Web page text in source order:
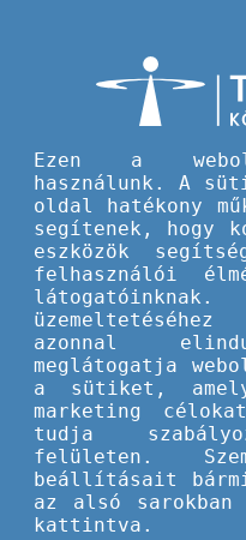
A keresett
Ezen a
használunk. A
oldal hatékony
segítenek, hogy
eszközök
felhasználói
azonnal
meglátogatja
a sütiket,
marketing
tudja
felületen.
beállításait
az alsó
kattintva.